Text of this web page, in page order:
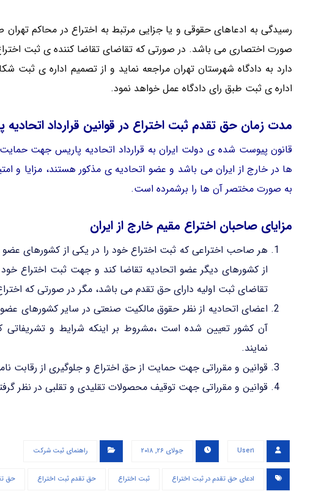
رسیدگی به ادعاهای حقوقی و یا جزایی مرتبط به اختراع در محاکم
صورت اختصاری می باشد. در صورتی که تقاضای تقاضا کننده ی ثبت
دارد به دادگاه شهرستان تهران مراجعه نماید و از تصمیم اداره ی
اداره ی ثبت طبق رای دادگاه عمل خواهد نمود.
مدت زمان حق تقدم ثبت اختراع در قوانین قرارداد اتحادیه
قانون پیوست شده ی دولت ایران به قرارداد اتحادیه پاریس جهت
ها در خارج از ایران می باشد و عضو اتحادیه ی مذکور هستند، مزایا و
به صورت مختصر آن ها را برشمرده است.
مزایای صاحبان اختراع مقیم خارج از ایران
هر صاحب اختراعی که ثبت اختراع خود را در یکی از کشورهای عضو
تقاضای ثبت اولیه دارای حق تقدم می باشد، مگر در صورتی که
اعضای اتحادیه از نظر حقوق مالکیت صنعتی در سایر کشورهای
آن کشور تعیین شده است ،مشروط بر اینکه شرایط و تشریفاتی
نمایند.
قوانین و مقرراتی جهت حمایت از حق اختراع و جلوگیری از رقابت
قوانین و مقرراتی جهت توقیف محصولات تقلیدی و تقلبی در نظر
User۱ جولای ۲۶, ۲۰۱۸ راهنمای ثبت شرکت
ادعای حق تقدم در ثبت اختراع ثبت اختراع حق تقدم ثبت اختراع حق